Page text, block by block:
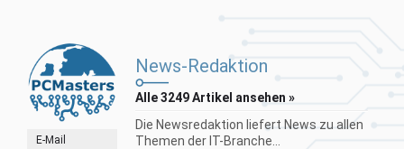
E-Mail
News-Redaktion
Alle 3249 Artikel ansehen »
Die Newsredaktion liefert News zu allen
Themen der IT-Branche...